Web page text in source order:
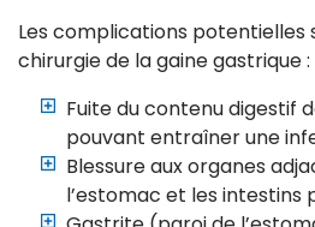
Les complications potentielles
chirurgie de la gaine gastrique :
Fuite du contenu digestif
pouvant entraîner une
Blessure aux organes
l’estomac et les intestins